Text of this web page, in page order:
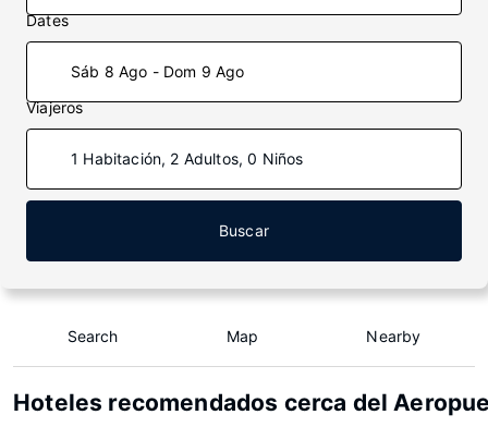
Dates
Sáb 8 Ago - Dom 9 Ago
Viajeros
1 Habitación, 2 Adultos, 0 Niños
Buscar
Search Map Nearby
Hoteles recomendados cerca del